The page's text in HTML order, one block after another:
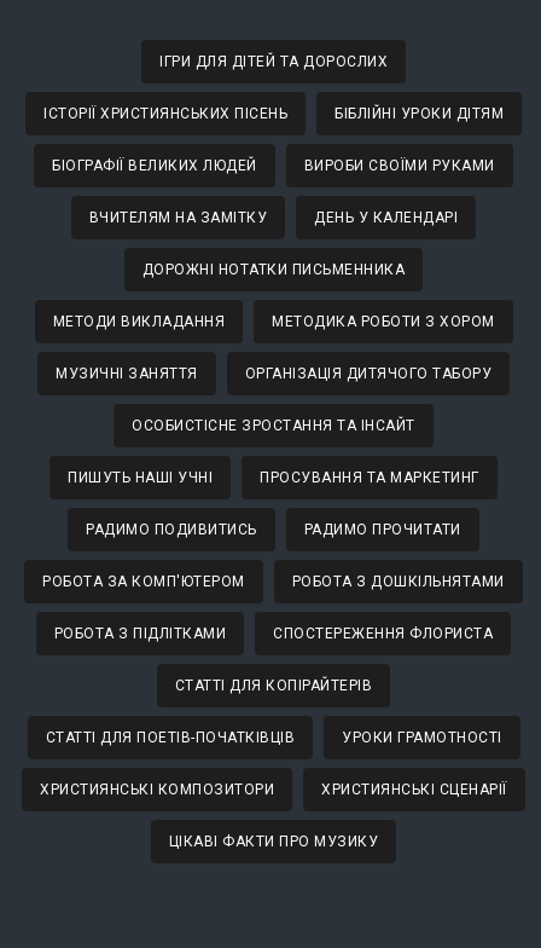
ІГРИ ДЛЯ ДІТЕЙ ТА ДОРОСЛИХ
ІСТОРІЇ ХРИСТИЯНСЬКИХ ПІСЕНЬ БІБЛІЙНІ УРОКИ ДІТЯМ
БІОГРАФІЇ ВЕЛИКИХ ЛЮДЕЙ ВИРОБИ СВОЇМИ РУКАМИ
ВЧИТЕЛЯМ НА ЗАМІТКУ ДЕНЬ У КАЛЕНДАРІ
ДОРОЖНІ НОТАТКИ ПИСЬМЕННИКА
МЕТОДИ ВИКЛАДАННЯ МЕТОДИКА РОБОТИ З ХОРОМ
МУЗИЧНІ ЗАНЯТТЯ ОРГАНІЗАЦІЯ ДИТЯЧОГО ТАБОРУ
ОСОБИСТІСНЕ ЗРОСТАННЯ ТА ІНСАЙТ
ПИШУТЬ НАШІ УЧНІ ПРОСУВАННЯ ТА МАРКЕТИНГ
РАДИМО ПОДИВИТИСЬ РАДИМО ПРОЧИТАТИ
РОБОТА ЗА КОМП'ЮТЕРОМ РОБОТА З ДОШКІЛЬНЯТАМИ
РОБОТА З ПІДЛІТКАМИ СПОСТЕРЕЖЕННЯ ФЛОРИСТА
СТАТТІ ДЛЯ КОПІРАЙТЕРІВ
СТАТТІ ДЛЯ ПОЕТІВ-ПОЧАТКІВЦІВ УРОКИ ГРАМОТНОСТІ
ХРИСТИЯНСЬКІ КОМПОЗИТОРИ ХРИСТИЯНСЬКІ СЦЕНАРІЇ
ЦІКАВІ ФАКТИ ПРО МУЗИКУ